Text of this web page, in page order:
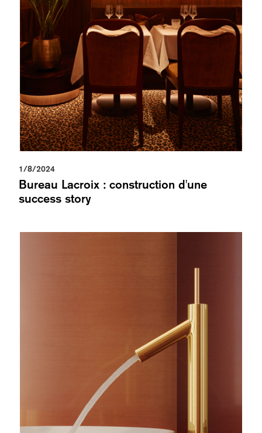
1/8/2024
Bureau Lacroix : construction d'une
success story